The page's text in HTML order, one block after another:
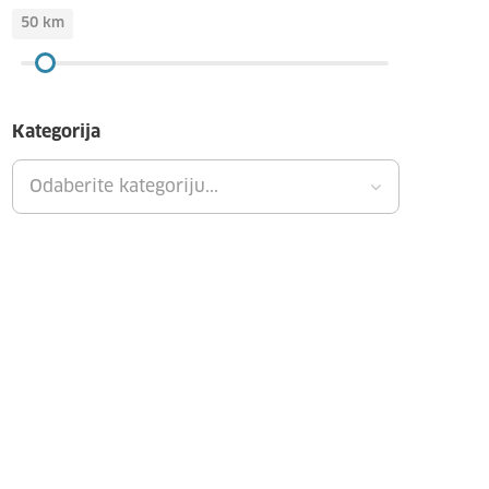
50 km
Kategorija
Odaberite kategoriju...